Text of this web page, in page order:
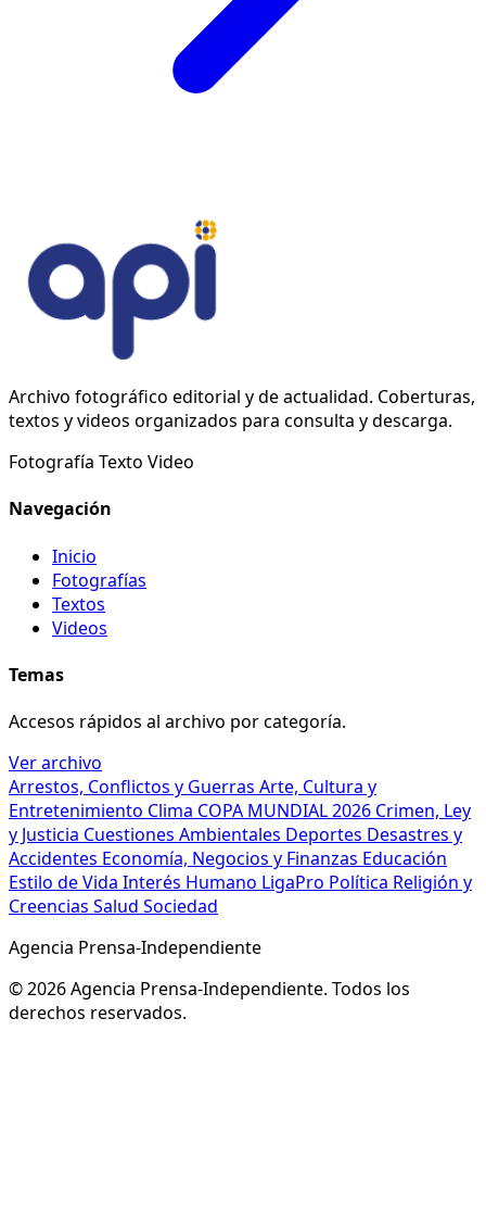
Archivo fotográfico editorial y de actualidad. Coberturas,
textos y videos organizados para consulta y descarga.
Fotografía Texto Video
Navegación
Inicio
Fotografías
Textos
Videos
Temas
Accesos rápidos al archivo por categoría.
Ver archivo
Arrestos, Conflictos y Guerras Arte, Cultura y
Entretenimiento Clima COPA MUNDIAL 2026 Crimen, Ley
y Justicia Cuestiones Ambientales Deportes Desastres y
Accidentes Economía, Negocios y Finanzas Educación
Estilo de Vida Interés Humano LigaPro Política Religión y
Creencias Salud Sociedad
Agencia Prensa-Independiente
© 2026 Agencia Prensa-Independiente. Todos los
derechos reservados.